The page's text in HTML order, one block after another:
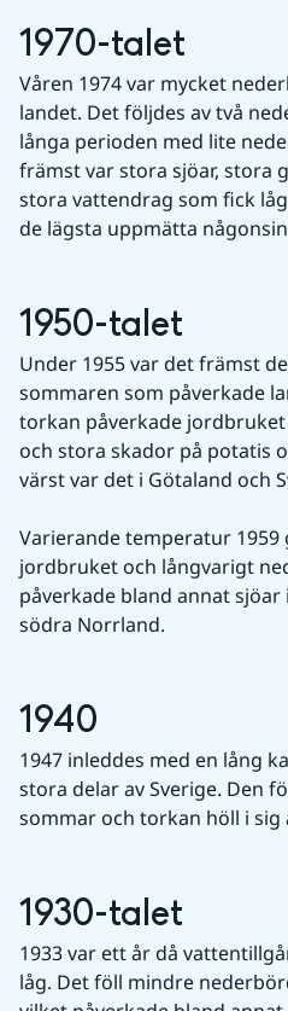
1970-talet
Våren 1974 var mycket
landet. Det följdes av två
långa perioden med lite
främst var stora sjöar, stora
stora vattendrag som fick
de lägsta uppmätta
1950-talet
Under 1955 var det främst
sommaren som påverkade
torkan påverkade
och stora skador på potatis
värst var det i Götaland och
Varierande temperatur
jordbruket och långvarigt
påverkade bland annat sjöar
södra Norrland.
1940
1947 inleddes med en lång
stora delar av Sverige. Den
sommar och torkan höll i sig
1930-talet
1933 var ett år då
låg. Det föll mindre